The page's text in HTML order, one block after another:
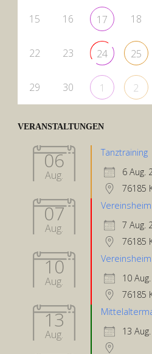
15 16 17 18
22 23 24 25
29 30 1 2
VERANSTALTUNGEN
06
Aug.
Tanztraining
6 Aug.
76185
07
Aug.
7 Aug.
76185
10
Aug.
10
76185
13
Aug.
13